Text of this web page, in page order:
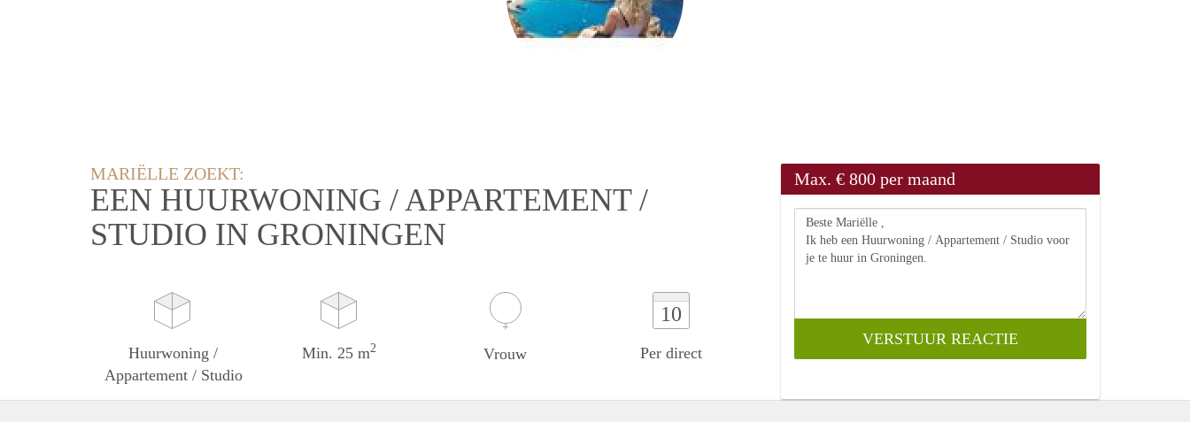
Wat is de privacyverklaring van AppartementenGroningen?
Alle veelgestelde vragen
MARIËLLE ZOEKT:
EEN HUURWONING / APPARTEMENT /
STUDIO IN GRONINGEN
Huurwoning /
Appartement / Studio
Min. 25 m2 Vrouw
10
Per direct
Max. € 800 per maand